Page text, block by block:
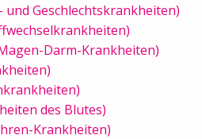
Geschlechtskrankheiten)
Darm-Krankheiten)
des Blutes)
Krankheiten)